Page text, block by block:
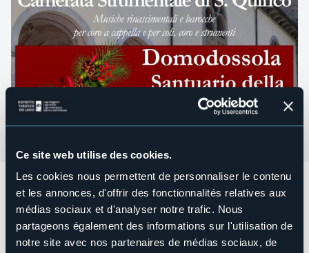
Ce site web utilise des cookies.
Les cookies nous permettent de personnaliser le contenu
et les annonces, d'offrir des fonctionnalités relatives aux
médias sociaux et d'analyser notre trafic. Nous
partageons également des informations sur l'utilisation de
notre site avec nos partenaires de médias sociaux, de
alle ci sarà il
l'Epifaniacon concerto del Convivio Rinascimentale e
Camerata Strumentale di San Quirico. Musiche
rinascimentali e barocche per coro a cappella e per soli,
coro e strumenti.